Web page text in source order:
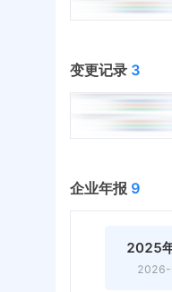
变更记录 3
企业年报 9
2025